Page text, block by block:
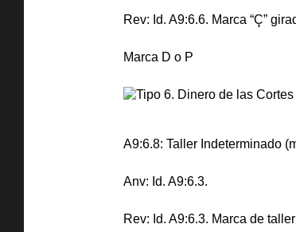
Rev: Id. A9:6.6. Marca “Ç”
Marca D o P
A9:6.8: Taller Indeterminado
Anv: Id. A9:6.3.
Rev: Id. A9:6.3. Marca de